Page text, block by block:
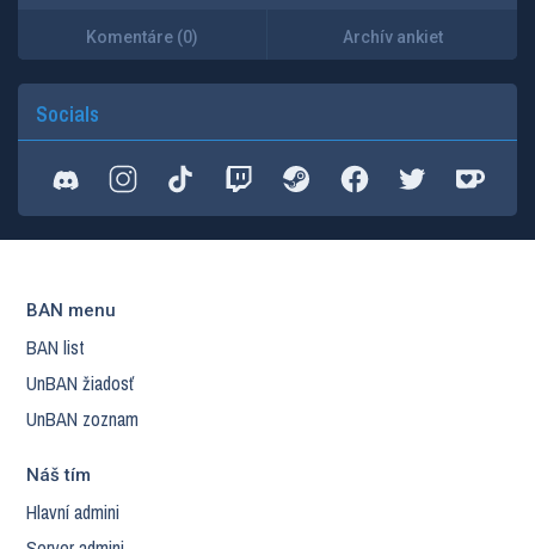
Komentáre (0) Archív ankiet
Socials
BAN menu
BAN list
UnBAN žiadosť
UnBAN zoznam
Náš tím
Hlavní admini